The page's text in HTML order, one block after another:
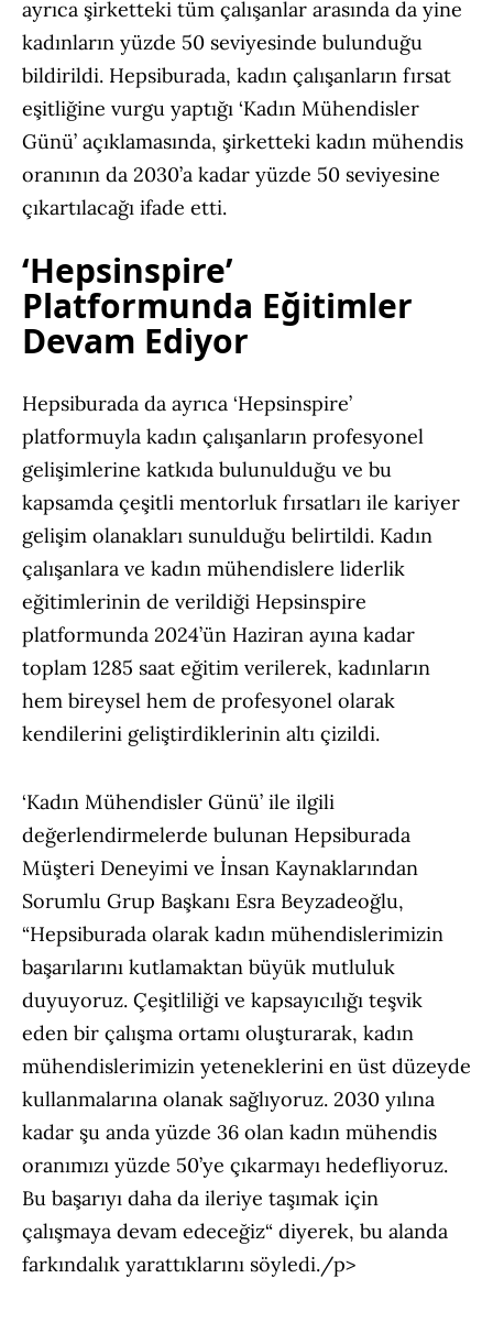
ayrıca şirketteki tüm çalışanlar arasında da yine
kadınların yüzde 50 seviyesinde bulunduğu
bildirildi. Hepsiburada, kadın çalışanların fırsat
eşitliğine vurgu yaptığı ‘Kadın Mühendisler
Günü’ açıklamasında, şirketteki kadın mühendis
oranının da 2030’a kadar yüzde 50 seviyesine
çıkartılacağı ifade etti.
‘Hepsinspire’
Platformunda Eğitimler
Devam Ediyor
Hepsiburada da ayrıca ‘Hepsinspire’
platformuyla kadın çalışanların profesyonel
gelişimlerine katkıda bulunulduğu ve bu
kapsamda çeşitli mentorluk fırsatları ile kariyer
gelişim olanakları sunulduğu belirtildi. Kadın
çalışanlara ve kadın mühendislere liderlik
eğitimlerinin de verildiği Hepsinspire
platformunda 2024’ün Haziran ayına kadar
toplam 1285 saat eğitim verilerek, kadınların
hem bireysel hem de profesyonel olarak
kendilerini geliştirdiklerinin altı çizildi.
‘Kadın Mühendisler Günü’ ile ilgili
değerlendirmelerde bulunan Hepsiburada
Müşteri Deneyimi ve İnsan Kaynaklarından
Sorumlu Grup Başkanı Esra Beyzadeoğlu,
“Hepsiburada olarak kadın mühendislerimizin
başarılarını kutlamaktan büyük mutluluk
duyuyoruz. Çeşitliliği ve kapsayıcılığı teşvik
eden bir çalışma ortamı oluşturarak, kadın
mühendislerimizin yeteneklerini en üst düzeyde
kullanmalarına olanak sağlıyoruz. 2030 yılına
kadar şu anda yüzde 36 olan kadın mühendis
oranımızı yüzde 50’ye çıkarmayı hedefliyoruz.
Bu başarıyı daha da ileriye taşımak için
çalışmaya devam edeceğiz“ diyerek, bu alanda
farkındalık yarattıklarını söyledi./p>